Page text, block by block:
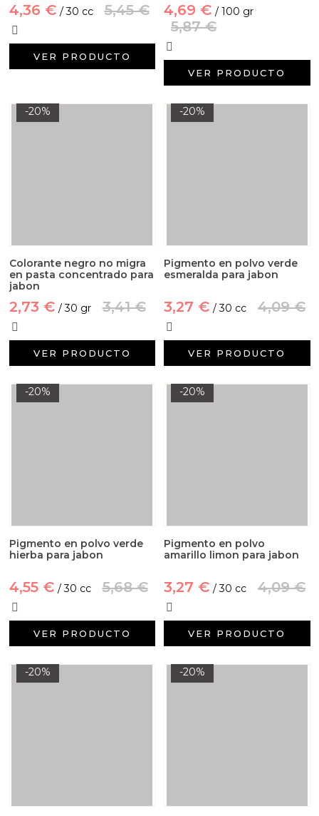
4,36 € / 30 cc 5,45 €
VER PRODUCTO
4,69 € / 100 gr
5,87 €
VER PRODUCTO
-20%
Colorante negro no migra
en pasta concentrado para
jabon
2,73 € / 30 gr 3,41 €
VER PRODUCTO
-20%
Pigmento en polvo verde
esmeralda para jabon
3,27 € / 30 cc 4,09 €
VER PRODUCTO
-20%
Pigmento en polvo verde
hierba para jabon
4,55 € / 30 cc 5,68 €
VER PRODUCTO
-20%
Pigmento en polvo
amarillo limon para jabon
3,27 € / 30 cc 4,09 €
VER PRODUCTO
-20% -20%